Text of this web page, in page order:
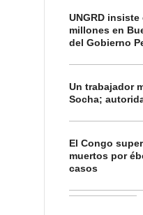
UNGRD
millones en
del Gobierno
Un trabajador
Socha;
El Congo
muertos por
casos